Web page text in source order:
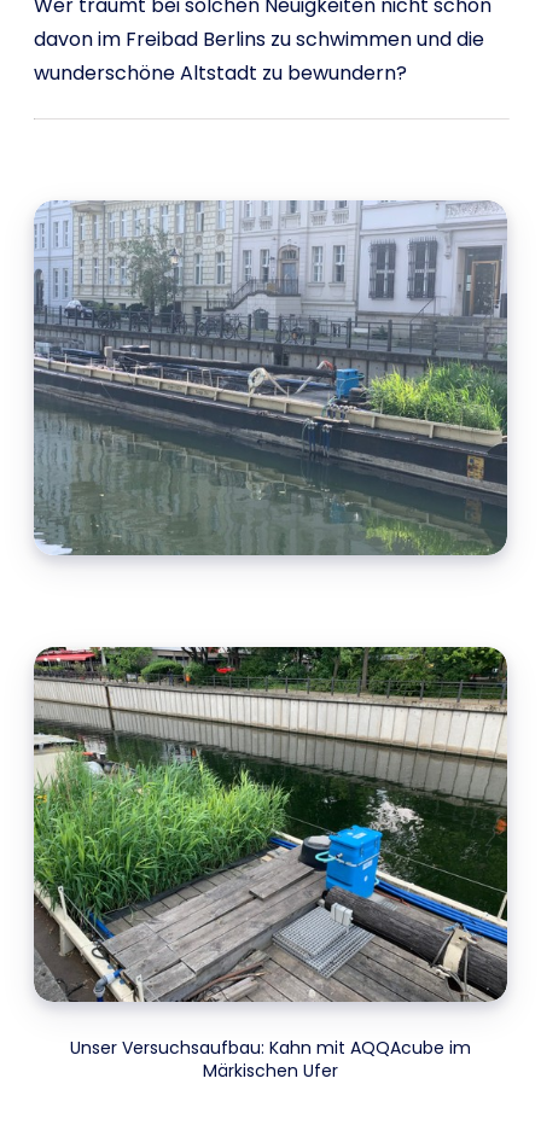
davon im Freibad Berlins zu schwimmen und die
wunderschöne Altstadt zu bewundern?
Unser Versuchsaufbau: Kahn mit AQQAcube im
Märkischen Ufer